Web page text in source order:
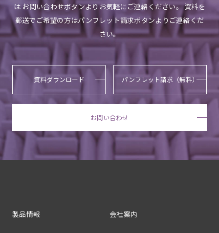
は お問い合わせボタンよりお気軽にご連絡ください。 資料を
郵送でご希望の方はパンフレット請求ボタンよりご連絡くだ
さい。
資料ダウンロード パンフレット請求（無料）
お問い合わせ
製品情報 会社案内